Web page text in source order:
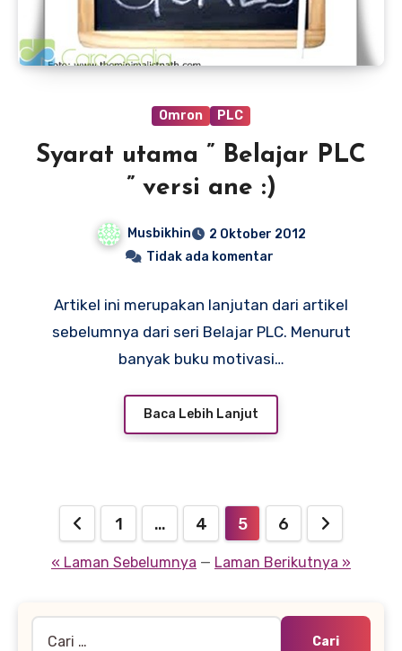
Omron PLC
Syarat utama ” Belajar PLC
” versi ane :)
Musbikhin
2 Oktober 2012
Tidak ada komentar
Artikel ini merupakan lanjutan dari artikel
sebelumnya dari seri Belajar PLC. Menurut
banyak buku motivasi…
Baca Lebih Lanjut
Paginasi
pos
1 … 4 5 6
« Laman Sebelumnya — Laman Berikutnya »